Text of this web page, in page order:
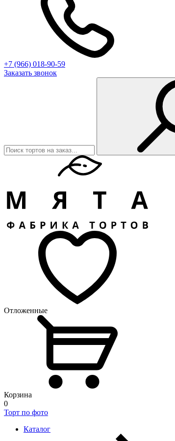
+7 (966) 018-90-59
Заказать звонок
Отложенные
Корзина
0
Торт по фото
Каталог